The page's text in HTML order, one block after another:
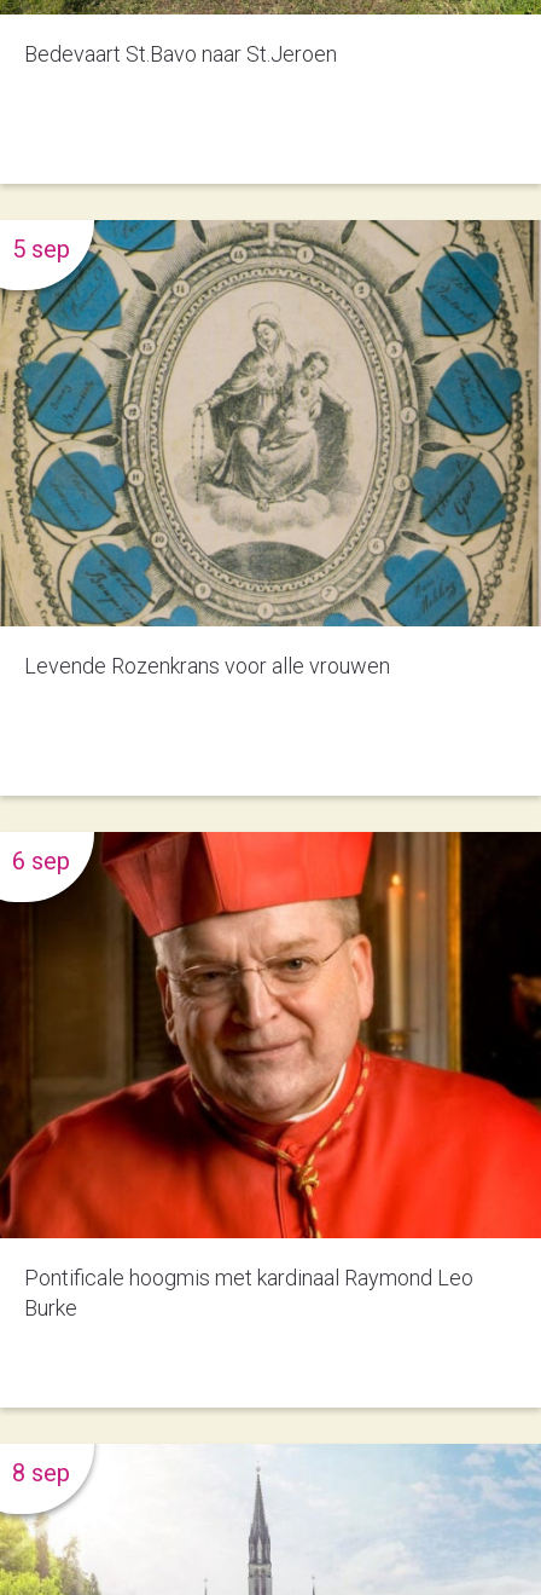
Bedevaart St.Bavo naar St.Jeroen
Levende Rozenkrans voor alle vrouwen
5 sep
Pontificale hoogmis met kardinaal Raymond Leo
Burke
6 sep
8 sep